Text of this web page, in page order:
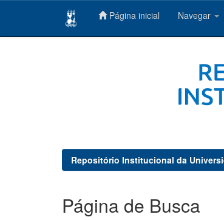
Página inicial Navegar
Repositório Institucional da
Página de Busca